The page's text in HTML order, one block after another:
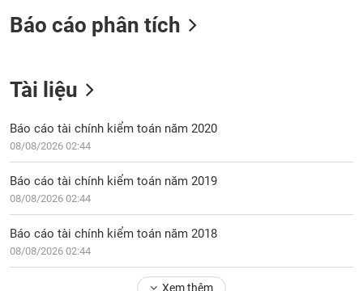
Báo cáo phân tích
Tài liệu
Báo cáo tài chính kiểm toán năm 2020
08/08/2026 02:44
Báo cáo tài chính kiểm toán năm 2019
08/08/2026 02:44
Báo cáo tài chính kiểm toán năm 2018
08/08/2026 02:44
Xem thêm
(-)
Lãnh
(-)
Tất cả Người nội bộ
Tin
Bài